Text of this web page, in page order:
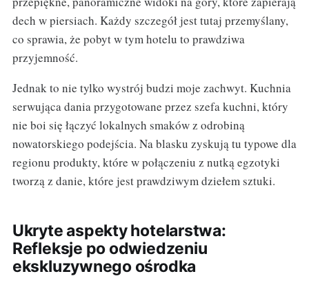
dech w piersiach. Każdy szczegół jest tutaj przemyślany,
co sprawia, że pobyt w tym hotelu to prawdziwa
przyjemność.
Jednak to nie tylko wystrój budzi moje zachwyt. Kuchnia
serwująca dania przygotowane przez szefa kuchni, który
nie boi się łączyć lokalnych smaków z odrobiną
nowatorskiego podejścia. Na blasku zyskują tu typowe dla
regionu produkty, które w połączeniu z nutką egzotyki
tworzą z danie, które jest prawdziwym dziełem sztuki.
Ukryte aspekty hotelarstwa:
Refleksje po odwiedzeniu
ekskluzywnego ośrodka